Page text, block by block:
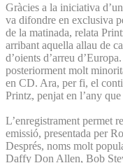
Gràcies a la iniciativa
va difondre en exclusiva
de la matinada, relata
arribant aquella allau de
d’oients d’arreu
posteriorment molt
en CD. Ara, per fi, el
Printz, penjat en l’any
L’enregistrament permet
emissió, presentada per
Després, noms molt
Daffy Don Allen, Bob